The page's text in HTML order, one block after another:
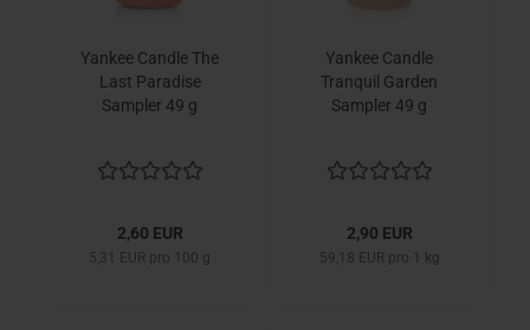
Yankee Candle The
Last Paradise
Sampler 49 g
2,60 EUR
5,31 EUR pro 100 g
Yankee Candle
Tranquil Garden
Sampler 49 g
2,90 EUR
59,18 EUR pro 1 kg